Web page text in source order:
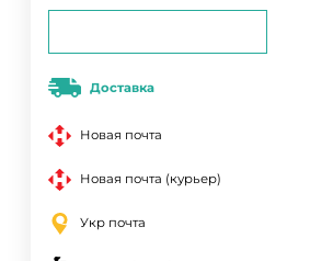
Доставка
Новая почта
Новая почта (курьер)
Укр почта